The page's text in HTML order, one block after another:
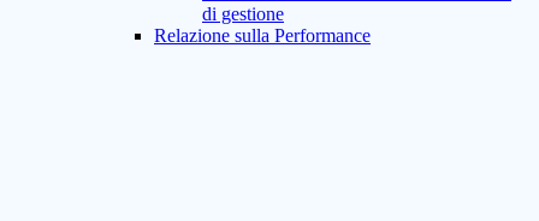
di gestione
Relazione sulla Performance